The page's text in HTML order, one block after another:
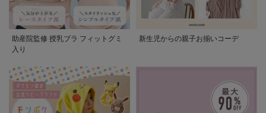
助産院監修 授乳ブラ フィットグミ
入り
新生児からの親子お揃いコーデ